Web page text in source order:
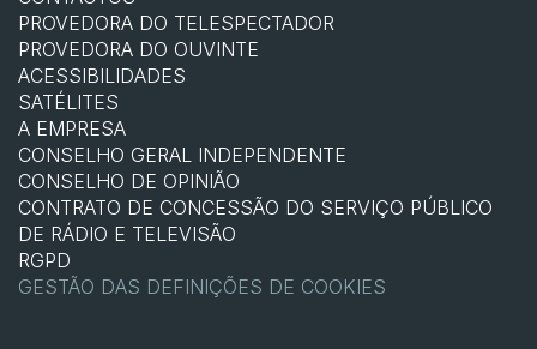
PROVEDORA DO TELESPECTADOR
PROVEDORA DO OUVINTE
ACESSIBILIDADES
SATÉLITES
A EMPRESA
CONSELHO GERAL INDEPENDENTE
CONSELHO DE OPINIÃO
CONTRATO DE CONCESSÃO DO SERVIÇO PÚBLICO
DE RÁDIO E TELEVISÃO
RGPD
GESTÃO DAS DEFINIÇÕES DE COOKIES